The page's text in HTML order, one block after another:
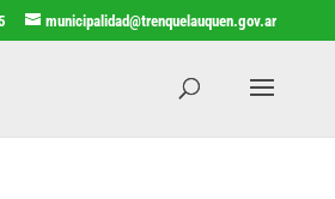
municipalidad@trenquelauquen.gov.ar